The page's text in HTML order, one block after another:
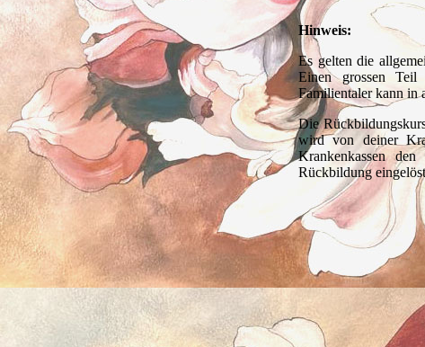
Hinweis:
Es gelten die
Einen grossen Teil
Familientaler kann in
Die
wird von deiner
Krankenkassen
Rückbildung